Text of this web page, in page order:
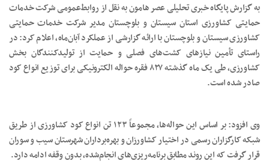
به گزارش پایگاه خبری تحلیلی عصر هامون به نقل از روابط‌عمومی شرکت خدمات
حمایتی کشاورزی استان سیستان و بلوچستان مدیر شرکت خدمات حمایتی
کشاورزی سیستان و بلوچستان با ارائه گزارشی از عملکرد آبان‌ماه، اعلام کرد: در
راستای تأمین نیازهای کشت‌های فصلی و حمایت از تولیدکنندگان بخش
کشاورزی، طی یک ماه گذشته ۸۲۷ فقره حواله الکترونیکی برای توزیع انواع کود
صادر شده است.
وی افزود: بر اساس این حواله‌ها، مجموعاً ۱۲۳ تن انواع کود کشاورزی از طریق
شبکه کارگزاران رسمی در اختیار کشاورزان و بهره‌برداران شهرستان سیب و سوران
قرار گرفت که این روند مطابق برنامه‌ریزی‌های انجام‌شده، بدون وقفه ادامه دارد.